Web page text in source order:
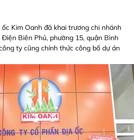
Kim Oanh đã khai trương chi nhánh
Biên Phủ, phường 15, quận Bình
ty cũng chính thức công bố dự án